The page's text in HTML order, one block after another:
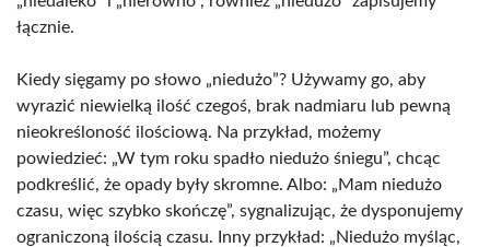
łącznie.
Kiedy sięgamy po słowo „niedużo”? Używamy go, aby
wyrazić niewielką ilość czegoś, brak nadmiaru lub pewną
nieokreśloność ilościową. Na przykład, możemy
powiedzieć: „W tym roku spadło niedużo śniegu”, chcąc
podkreślić, że opady były skromne. Albo: „Mam niedużo
czasu, więc szybko skończę”, sygnalizując, że dysponujemy
ograniczoną ilością czasu. Inny przykład: „Niedużo myśląc,